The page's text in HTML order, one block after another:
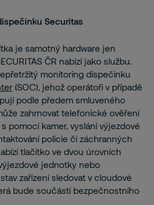
Securitas
je samotný hardware jen
ČR nabízí jako službu.
monitoring dispečinku
(SOC), jehož operátoři v případě
podle předem smluveného
zahrnovat telefonické ověření
pomocí kamer, vyslání výjezdové
policie či záchranných
tlačítko ve dvou úrovních
jednotky nebo
zařízení sledovat v cloudové
bude součástí bezpečnostního